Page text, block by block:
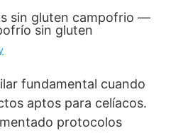
fundamental cuando
aptos para celíacos.
protocolos